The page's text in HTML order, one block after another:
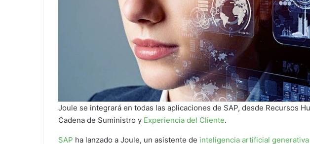
Joule se integrará en todas las aplicaciones de SAP, desde Recursos
Cadena de Suministro y Experiencia del Cliente.
SAP ha lanzado a Joule, un asistente de inteligencia artificial generativa